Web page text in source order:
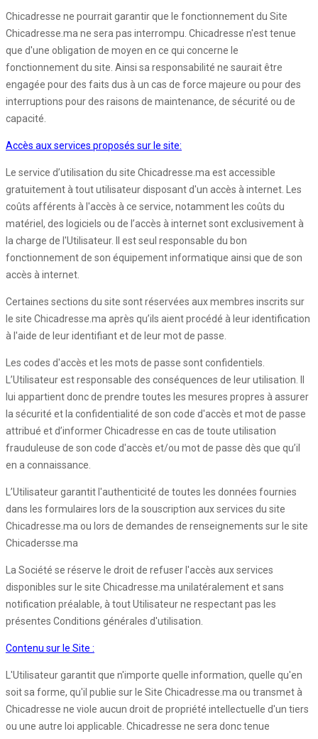
Chicadresse ne pourrait garantir que le fonctionnement du Site
Chicadresse.ma ne sera pas interrompu. Chicadresse n'est tenue
que d'une obligation de moyen en ce qui concerne le
fonctionnement du site. Ainsi sa responsabilité ne saurait être
engagée pour des faits dus à un cas de force majeure ou pour des
interruptions pour des raisons de maintenance, de sécurité ou de
capacité.
Accès aux services proposés sur le site:
Le service d’utilisation du site Chicadresse.ma est accessible
gratuitement à tout utilisateur disposant d'un accès à internet. Les
coûts afférents à l'accès à ce service, notamment les coûts du
matériel, des logiciels ou de l’accès à internet sont exclusivement à
la charge de l'Utilisateur. Il est seul responsable du bon
fonctionnement de son équipement informatique ainsi que de son
accès à internet.
Certaines sections du site sont réservées aux membres inscrits sur
le site Chicadresse.ma après qu’ils aient procédé à leur identification
à l'aide de leur identifiant et de leur mot de passe.
Les codes d'accès et les mots de passe sont confidentiels.
L’Utilisateur est responsable des conséquences de leur utilisation. Il
lui appartient donc de prendre toutes les mesures propres à assurer
la sécurité et la confidentialité de son code d'accès et mot de passe
attribué et d’informer Chicadresse en cas de toute utilisation
frauduleuse de son code d'accès et/ou mot de passe dès que qu’il
en a connaissance.
L’Utilisateur garantit l'authenticité de toutes les données fournies
dans les formulaires lors de la souscription aux services du site
Chicadresse.ma ou lors de demandes de renseignements sur le site
Chicadersse.ma
La Société se réserve le droit de refuser l'accès aux services
disponibles sur le site Chicadresse.ma unilatéralement et sans
notification préalable, à tout Utilisateur ne respectant pas les
présentes Conditions générales d'utilisation.
Contenu sur le Site :
L'Utilisateur garantit que n'importe quelle information, quelle qu'en
soit sa forme, qu'il publie sur le Site Chicadresse.ma ou transmet à
Chicadresse ne viole aucun droit de propriété intellectuelle d'un tiers
ou une autre loi applicable. Chicadresse ne sera donc tenue